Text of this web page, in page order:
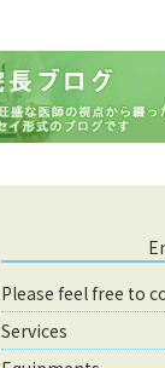
Please feel free to
Services